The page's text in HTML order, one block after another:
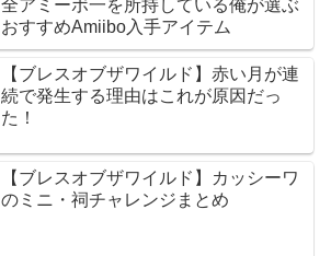
全アミーボ一を所持している俺が選ぶ
おすすめAmiibo入手アイテム
【ブレスオブザワイルド】赤い月が連
続で発生する理由はこれが原因だっ
た！
【ブレスオブザワイルド】カッシーワ
のミニ・祠チャレンジまとめ